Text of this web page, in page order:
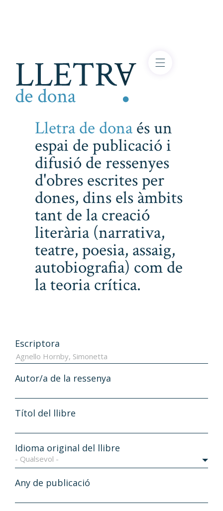
Lletra de donaés un
espai de publicació i
difusió de ressenyes
d'obres escrites per
dones, dins els àmbits
tant de la creació
literària (narrativa,
teatre, poesia, assaig,
autobiografia) com de
la teoria crítica.
Escriptora
Autor/a de la ressenya
Títol del llibre
Idioma original del llibre
- Qualsevol -
Any de publicació